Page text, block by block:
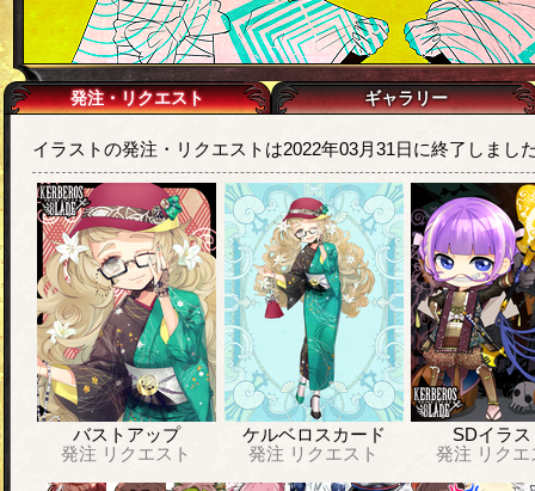
発注・リクエスト ギャラリー
イラストの発注・リクエストは2022年03月31日に終了しまし
バストアップ
発注 リクエスト
ケルベロスカード
発注 リクエスト
SDイラス
発注 リク